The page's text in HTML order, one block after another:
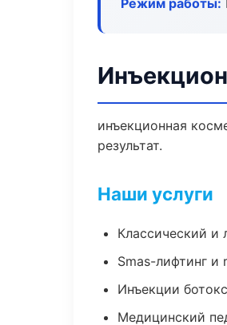
Режим работы:
инъекционная
результат.
Наши услуги
Классический
Smas-лифтинг и
Инъекции
Медицинский